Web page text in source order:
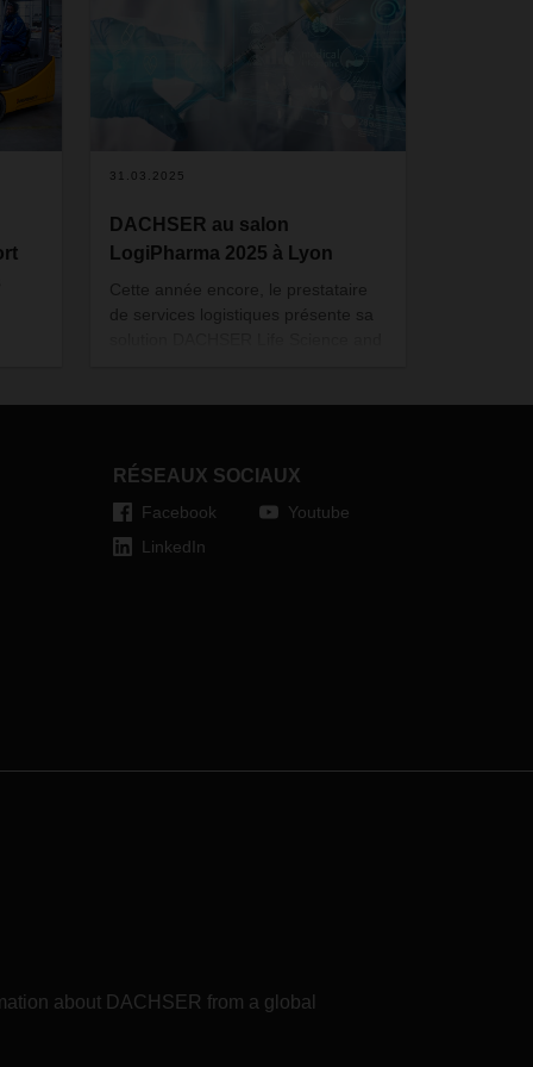
à
31.03.2025
DACHSER au salon
LogiPharma 2025 à Lyon
Cette année encore, le prestataire
de services logistiques présente sa
stand 103A pour exposer leur
produits pharmaceutiques.
RÉSEAUX SOCIAUX
Facebook
LinkedIn
Youtube
about DACHSER from a global